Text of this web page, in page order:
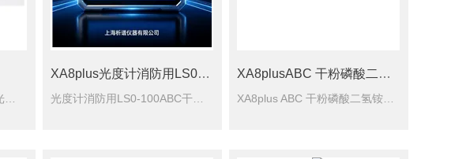
722可见分光光度计,722分光光度计仪器的样品室可容纳光程50毫米长的比色皿，可摆放5-50毫米之间的各种规格比色皿。它适用于大专院校的环保专业的基础实验室作为教学仪器；它也适用于糖厂、食品和饮料行业作为控制产品质量的仪器。
XA8plus光度计消防用LS0-100ABC干粉磷酸二氢铵检测
光度计消防用LS0-100ABC干粉磷酸二氢铵检测，针对干粉灭H剂量质量现场筛查，告别传统繁琐实验室化验流程。开机简单操作即可快速输出检测结果，实时显示含量百分比，支持打印纸质报告，数据可保存导出，方便记录存档。仪器坚固便携，适合外勤现场检测、工地抽检、工厂来料质检，助力快速判别干粉灭h剂是否达标。
XA8plusABC 干粉磷酸二氢铵检测仪
XA8plus ABC 干粉磷酸二氢铵检测仪 ABC 干粉灭火剂中磷酸二氢铵有效组分含量，现场甄别假的伪劣干粉灭火器。设备一体化便携机箱设计，操作简单、检测速度快，支持检测数据实时显示与结果打印。$n仪器适用于消防监督执法、消防维保企业、第三方检测机构、物业单位灭火器质量抽检，依据干粉灭火剂国标相关要求开展现场筛查，及时排查无效消防药剂隐患。$n本仪器由上海析谱仪器有限公司自主研发生产，提供整机